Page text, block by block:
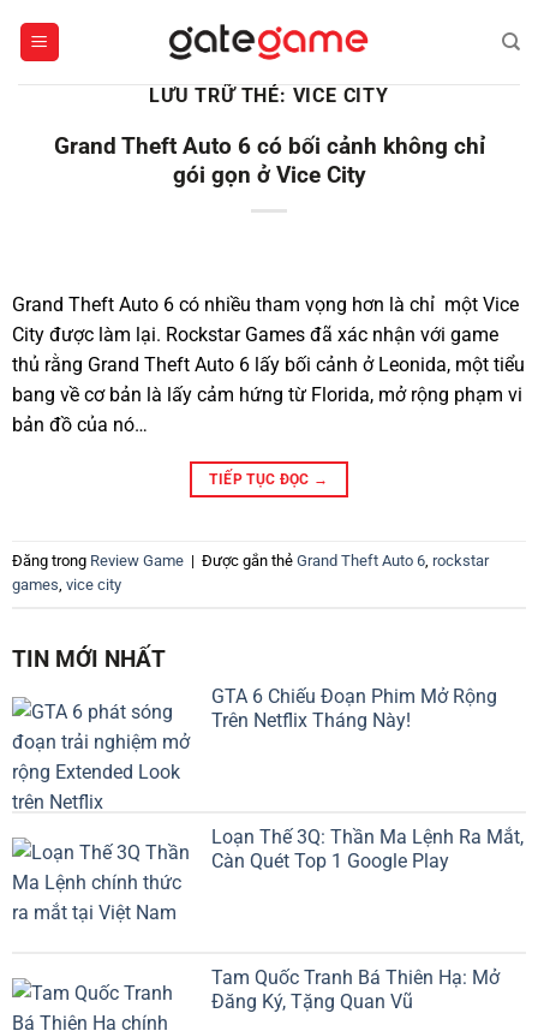
LƯU TRỮ THẺ: VICE CITY
Grand Theft Auto 6 có bối cảnh không chỉ
gói gọn ở Vice City
Grand Theft Auto 6 có nhiều tham vọng hơn là chỉ một Vice
City được làm lại. Rockstar Games đã xác nhận với game
thủ rằng Grand Theft Auto 6 lấy bối cảnh ở Leonida, một tiểu
bang về cơ bản là lấy cảm hứng từ Florida, mở rộng phạm vi
bản đồ của nó…
TIẾP TỤC ĐỌC →
Đăng trong Review Game | Được gắn thẻ Grand Theft Auto 6, rockstar
games, vice city
TIN MỚI NHẤT
GTA 6 Chiếu Đoạn Phim Mở Rộng
Trên Netflix Tháng Này!
Loạn Thế 3Q: Thần Ma Lệnh Ra Mắt,
Càn Quét Top 1 Google Play
Tam Quốc Tranh Bá Thiên Hạ: Mở
Đăng Ký, Tặng Quan Vũ